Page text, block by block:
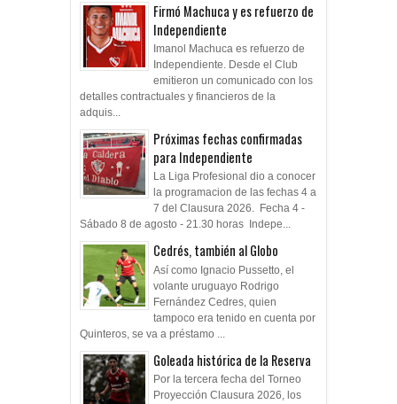
Firmó Machuca y es refuerzo de
Independiente
Imanol Machuca es refuerzo de
Independiente. Desde el Club
emitieron un comunicado con los
detalles contractuales y financieros de la
adquis...
Próximas fechas confirmadas
para Independiente
La Liga Profesional dio a conocer
la programacion de las fechas 4 a
7 del Clausura 2026. Fecha 4 -
Sábado 8 de agosto - 21.30 horas Indepe...
Cedrés, también al Globo
Así como Ignacio Pussetto, el
volante uruguayo Rodrigo
Fernández Cedres, quien
tampoco era tenido en cuenta por
Quinteros, se va a préstamo ...
Goleada histórica de la Reserva
Por la tercera fecha del Torneo
Proyección Clausura 2026, los